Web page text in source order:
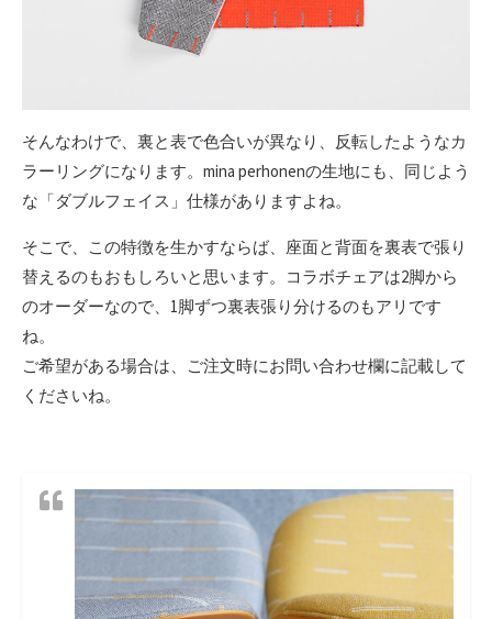
そんなわけで、裏と表で色合いが異なり、反転したようなカ
ラーリングになります。mina perhonenの生地にも、同じよう
な「ダブルフェイス」仕様がありますよね。
そこで、この特徴を生かすならば、座面と背面を裏表で張り
替えるのもおもしろいと思います。コラボチェアは2脚から
のオーダーなので、1脚ずつ裏表張り分けるのもアリです
ね。
ご希望がある場合は、ご注文時にお問い合わせ欄に記載して
くださいね。